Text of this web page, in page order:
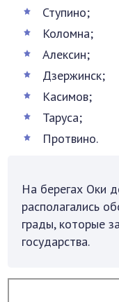
Ступино;
Коломна;
Алексин;
Дзержинск;
Касимов;
Таруса;
Протвино.
На берегах Оки
располагались
грады, которые
государства.